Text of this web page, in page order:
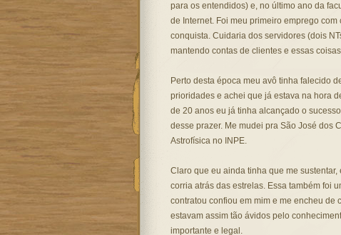
para os entendidos) e, no último ano da
de Internet. Foi meu primeiro emprego
conquista. Cuidaria dos servidores (dois
mantendo contas de clientes e essas
Perto desta época meu avô tinha falecido
prioridades e achei que já estava na hora
de 20 anos eu já tinha alcançado o
desse prazer. Me mudei pra São José dos
Astrofísica no INPE.
Claro que eu ainda tinha que me
corria atrás das estrelas. Essa também foi
contratou confiou em mim e me encheu
estavam assim tão ávidos pelo
importante e legal.